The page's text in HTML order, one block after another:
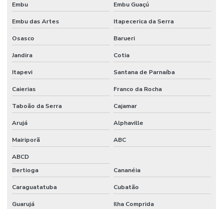
Embu Embu Guaçú
Embu das Artes Itapecerica da Serra
Osasco Barueri
Jandira Cotia
Itapevi Santana de Parnaíba
Caierias Franco da Rocha
Taboão da Serra Cajamar
Arujá Alphaville
Mairiporã ABC
ABCD
Bertioga
Cananéia
Caraguatatuba Cubatão
Guarujá Ilha Comprida